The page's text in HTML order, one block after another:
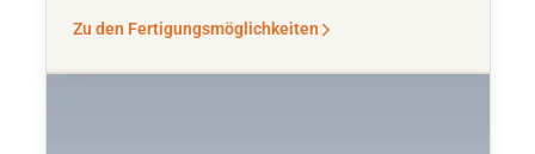
Zu den Fertigungsmöglichkeiten